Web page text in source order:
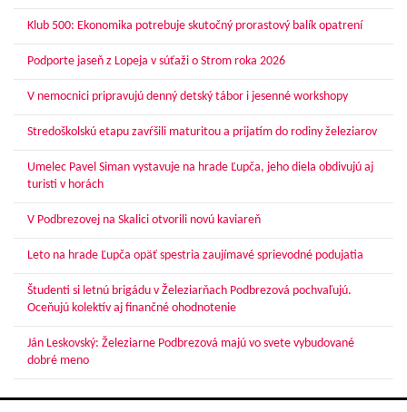
Klub 500: Ekonomika potrebuje skutočný prorastový balík opatrení
Podporte jaseň z Lopeja v súťaži o Strom roka 2026
V nemocnici pripravujú denný detský tábor i jesenné workshopy
Stredoškolskú etapu zavŕšili maturitou a prijatím do rodiny železiarov
Umelec Pavel Siman vystavuje na hrade Ľupča, jeho diela obdivujú aj
turisti v horách
V Podbrezovej na Skalici otvorili novú kaviareň
Leto na hrade Ľupča opäť spestria zaujímavé sprievodné podujatia
Študenti si letnú brigádu v Železiarňach Podbrezová pochvaľujú.
Oceňujú kolektív aj finančné ohodnotenie
Ján Leskovský: Železiarne Podbrezová majú vo svete vybudované
dobré meno